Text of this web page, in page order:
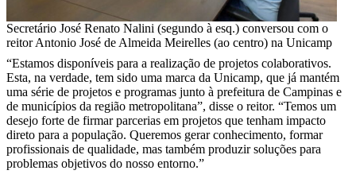
Secretário José Renato Nalini (segundo à esq.) conversou com o
reitor Antonio José de Almeida Meirelles (ao centro) na Unicamp
“Estamos disponíveis para a realização de projetos colaborativos.
Esta, na verdade, tem sido uma marca da Unicamp, que já mantém
uma série de projetos e programas junto à prefeitura de Campinas e
de municípios da região metropolitana”, disse o reitor. “Temos um
desejo forte de firmar parcerias em projetos que tenham impacto
direto para a população. Queremos gerar conhecimento, formar
profissionais de qualidade, mas também produzir soluções para
problemas objetivos do nosso entorno.”